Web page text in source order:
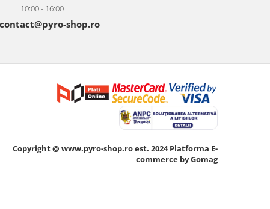
10:00 - 16:00
contact@pyro-shop.ro
Copyright @ www.pyro-shop.ro est. 2024Platforma E-
commerce by Gomag